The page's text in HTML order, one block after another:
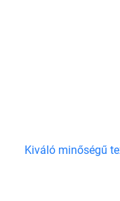
Kiváló minőségű